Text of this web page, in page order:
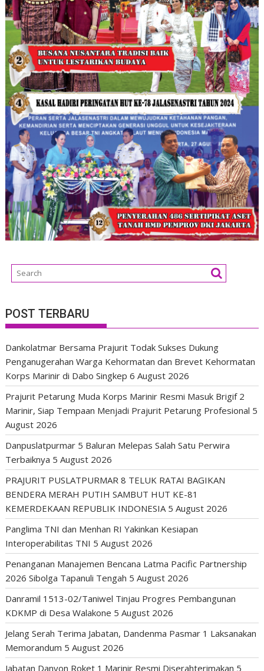
POST TERBARU
Dankolatmar Bersama Prajurit Todak Sukses Dukung
Penganugerahan Warga Kehormatan dan Brevet Kehormatan
Korps Marinir di Dabo Singkep 6 August 2026
Prajurit Petarung Muda Korps Marinir Resmi Masuk Brigif 2
Marinir, Siap Tempaan Menjadi Prajurit Petarung Profesional 5
August 2026
Danpuslatpurmar 5 Baluran Melepas Salah Satu Perwira
Terbaiknya 5 August 2026
PRAJURIT PUSLATPURMAR 8 TELUK RATAI BAGIKAN
BENDERA MERAH PUTIH SAMBUT HUT KE-81
KEMERDEKAAN REPUBLIK INDONESIA 5 August 2026
Panglima TNI dan Menhan RI Yakinkan Kesiapan
Interoperabilitas TNI 5 August 2026
Penanganan Manajemen Bencana Latma Pacific Partnership
2026 Sibolga Tapanuli Tengah 5 August 2026
Danramil 1513-02/Taniwel Tinjau Progres Pembangunan
KDKMP di Desa Walakone 5 August 2026
Jelang Serah Terima Jabatan, Dandenma Pasmar 1 Laksanakan
Memorandum 5 August 2026
Jabatan Danyon Roket 1 Marinir Resmi Diserahterimakan 5